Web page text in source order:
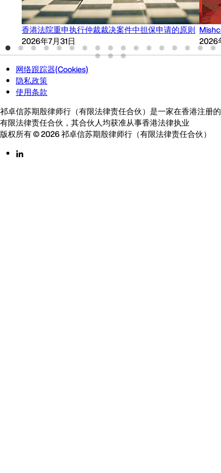
香港法院重申执行仲裁裁决案件中担保申请的原则
2026年7月31日
2026
网络跟踪器(Cookies)
隐私政策
使用条款
祁卓信苏期殷律师行（有限法律责任合伙）是一家在香港注册的
有限法律责任合伙，其合伙人均获准从事香港法律执业
版权所有 © 2026 祁卓信苏期殷律师行（有限法律责任合伙）